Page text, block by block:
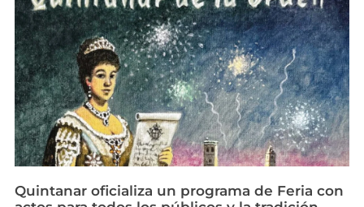
Quintanar oficializa un programa de Feria con